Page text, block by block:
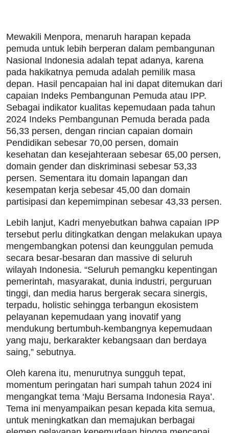
Mewakili Menpora, menaruh harapan kepada
pemuda untuk lebih berperan dalam pembangunan
Nasional Indonesia adalah tepat adanya, karena
pada hakikatnya pemuda adalah pemilik masa
depan. Hasil pencapaian hal ini dapat ditemukan dari
capaian Indeks Pembangunan Pemuda atau IPP.
Sebagai indikator kualitas kepemudaan pada tahun
2024 Indeks Pembangunan Pemuda berada pada
56,33 persen, dengan rincian capaian domain
Pendidikan sebesar 70,00 persen, domain
kesehatan dan kesejahteraan sebesar 65,00 persen,
domain gender dan diskriminasi sebesar 53,33
persen. Sementara itu domain lapangan dan
kesempatan kerja sebesar 45,00 dan domain
partisipasi dan kepemimpinan sebesar 43,33 persen.
Lebih lanjut, Kadri menyebutkan bahwa capaian IPP
tersebut perlu ditingkatkan dengan melakukan upaya
mengembangkan potensi dan keunggulan pemuda
secara besar-besaran dan massive di seluruh
wilayah Indonesia. “Seluruh pemangku kepentingan
pemerintah, masyarakat, dunia industri, perguruan
tinggi, dan media harus bergerak secara sinergis,
terpadu, holistic sehingga terbangun ekosistem
pelayanan kepemudaan yang inovatif yang
mendukung bertumbuh-kembangnya kepemudaan
yang maju, berkarakter kebangsaan dan berdaya
saing,” sebutnya.
Oleh karena itu, menurutnya sungguh tepat,
momentum peringatan hari sumpah tahun 2024 ini
mengangkat tema ‘Maju Bersama Indonesia Raya’.
Tema ini menyampaikan pesan kepada kita semua,
untuk meningkatkan dan memajukan berbagai